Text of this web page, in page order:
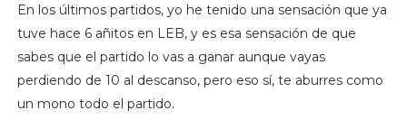
En los últimos partidos, yo he tenido una sensación que ya
tuve hace 6 añitos en LEB, y es esa sensación de que
sabes que el partido lo vas a ganar aunque vayas
perdiendo de 10 al descanso, pero eso sí, te aburres como
un mono todo el partido.